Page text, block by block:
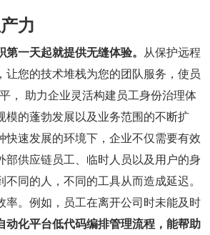
力
一天起就提供无缝体验。 从保护远程
您的技术堆栈为您的团队服务，使员
， 助力企业灵活构建员工身份治理体
的蓬勃发展以及业务范围的不断扩
速发展的环境下，企业不仅需要有效
供应链员工、临时人员以及用户的身
同的人，不同的工具从而造成延迟。
。例如，员工在离开公司时未能及时
动化平台低代码编排管理流程，能帮助